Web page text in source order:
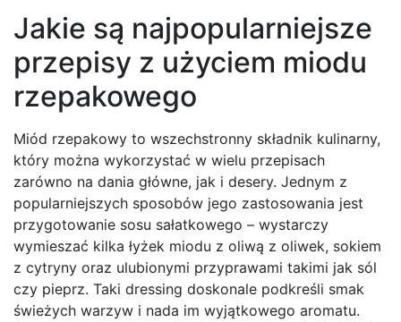
Jakie są najpopularniejsze
przepisy z użyciem miodu
rzepakowego
Miód rzepakowy to wszechstronny składnik kulinarny,
który można wykorzystać w wielu przepisach
zarówno na dania główne, jak i desery. Jednym z
popularniejszych sposobów jego zastosowania jest
przygotowanie sosu sałatkowego – wystarczy
wymieszać kilka łyżek miodu z oliwą z oliwek, sokiem
z cytryny oraz ulubionymi przyprawami takimi jak sól
czy pieprz. Taki dressing doskonale podkreśli smak
świeżych warzyw i nada im wyjątkowego aromatu.